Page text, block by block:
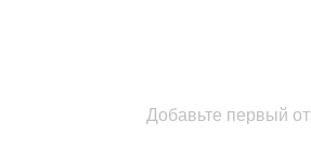
Добавьте первый